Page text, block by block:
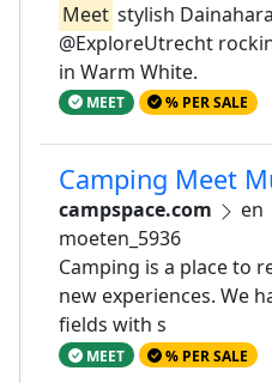
Meet stylish
@ExploreUtrecht
in Warm White.
MEET % PER SALE
Camping Meet
campspace.com en
moeten_5936
Camping is a place to
new experiences. We
fields with s
MEET % PER SALE